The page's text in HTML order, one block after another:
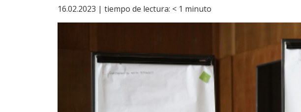
16.02.2023 | tiempo de lectura: < 1 minuto